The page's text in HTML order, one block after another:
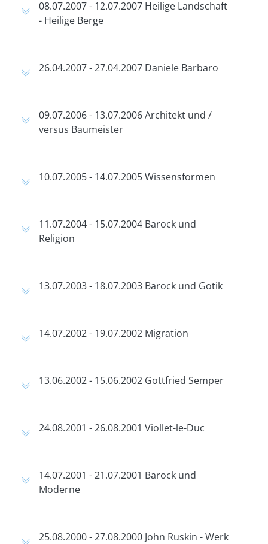
08.07.2007 - 12.07.2007 Heilige Landschaft
- Heilige Berge
26.04.2007 - 27.04.2007 Daniele Barbaro
09.07.2006 - 13.07.2006 Architekt und /
versus Baumeister
10.07.2005 - 14.07.2005 Wissensformen
11.07.2004 - 15.07.2004 Barock und
Religion
13.07.2003 - 18.07.2003 Barock und Gotik
14.07.2002 - 19.07.2002 Migration
13.06.2002 - 15.06.2002 Gottfried Semper
24.08.2001 - 26.08.2001 Viollet-le-Duc
14.07.2001 - 21.07.2001 Barock und
Moderne
25.08.2000 - 27.08.2000 John Ruskin - Werk